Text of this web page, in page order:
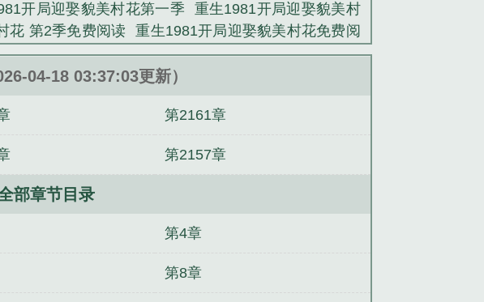
开局迎娶貌美村花第一季
重生1981开局迎娶貌美村
花 第2季免费阅读
重生1981开局迎娶貌美村花免费阅
共50集 重生1981开局迎娶貌美村花动画 重生1981开
开局迎娶貌美村花 陈钧
重生1981开局迎娶貌美村花
04-18 03:37:03更新）
第2161章
第2157章
部章节目录
第4章
第8章